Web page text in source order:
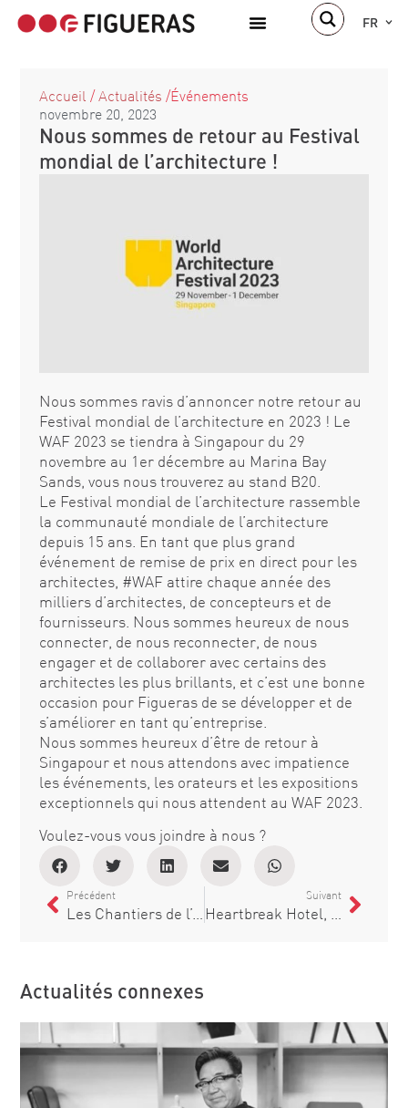
FR
Accueil /Actualités /Événements
novembre 20, 2023
Nous sommes de retour au Festival
mondial de l’architecture !
Nous sommes ravis d’annoncer notre retour au
Festival mondial de l’architecture en 2023 ! Le
WAF 2023 se tiendra à Singapour du 29
novembre au 1er décembre au Marina Bay
Sands, vous nous trouverez au stand B20.
Le Festival mondial de l’architecture rassemble
la communauté mondiale de l’architecture
depuis 15 ans. En tant que plus grand
événement de remise de prix en direct pour les
architectes, #WAF attire chaque année des
milliers d’architectes, de concepteurs et de
fournisseurs. Nous sommes heureux de nous
connecter, de nous reconnecter, de nous
engager et de collaborer avec certains des
architectes les plus brillants, et c’est une bonne
occasion pour Figueras de se développer et de
s’améliorer en tant qu’entreprise.
Nous sommes heureux d’être de retour à
Singapour et nous attendons avec impatience
les événements, les orateurs et les expositions
exceptionnels qui nous attendent au WAF 2023.
Voulez-vous vous joindre à nous ?
Précédent
Les Chantiers de l’Atlantique misent sur Figueras pour équiper l’A35 Utopia of the Seas pour Royal Caribbean
Suivant
Heartbreak Hotel, un nouveau théâtre à Barcelone
Actualités connexes